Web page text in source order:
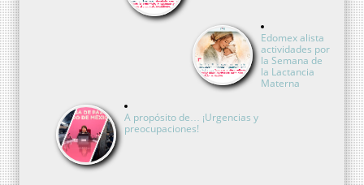
Edomex alista
actividades por
la Semana de
la Lactancia
Materna
A propósito de… ¡Urgencias y
preocupaciones!